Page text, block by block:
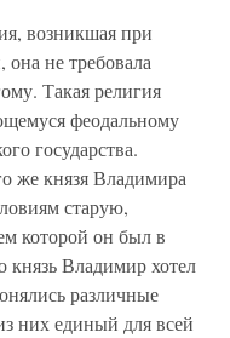
возникшая при
не требовала
Такая религия
феодальному
государства.
же князя Владимира
старую,
которой он был в
князь Владимир хотел
различные
них единый для всей